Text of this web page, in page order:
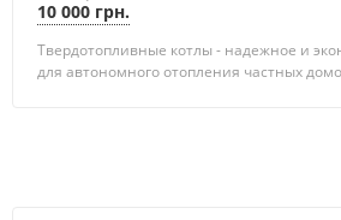
10 000 грн.
Твердотопливные котлы - надежное и
для автономного отопления частных